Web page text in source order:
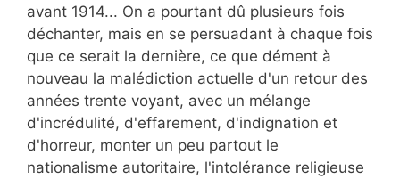
avant 1914... On a pourtant dû plusieurs fois
déchanter, mais en se persuadant à chaque fois
que ce serait la dernière, ce que dément à
nouveau la malédiction actuelle d'un retour des
années trente voyant, avec un mélange
d'incrédulité, d'effarement, d'indignation et
d'horreur, monter un peu partout le
nationalisme autoritaire, l'intolérance religieuse